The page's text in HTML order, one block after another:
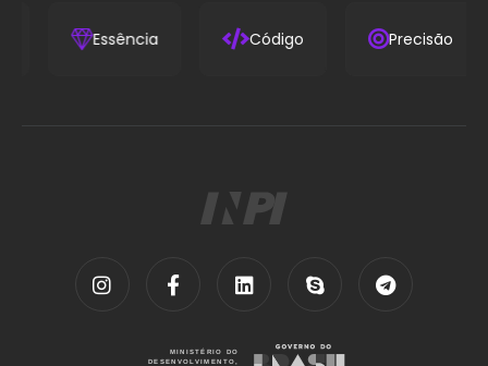
Precisão
Essência Código